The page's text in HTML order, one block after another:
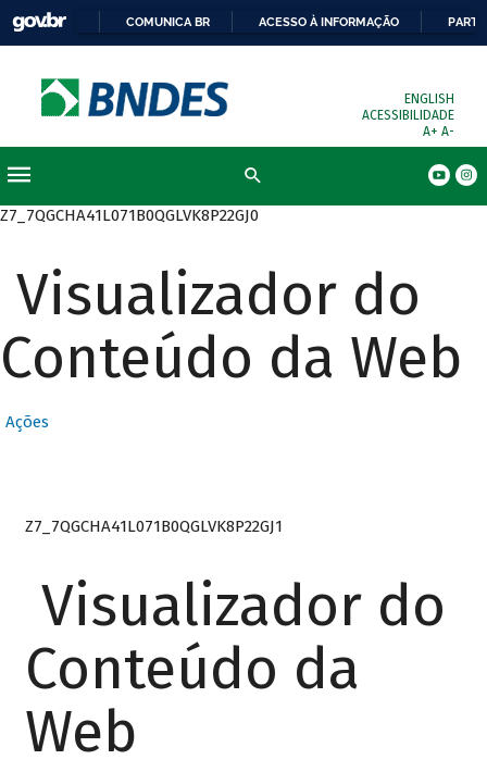
COMUNICA BR ACESSO À INFORMAÇÃO
ENGLISH
ACESSIBILIDADE
A+ A-
Z7_7QGCHA41L071B0QGLVK8P22GJ0
Visualizador do
Conteúdo da Web
Ações
Z7_7QGCHA41L071B0QGLVK8P22GJ1
Visualizador do
Conteúdo da
Web